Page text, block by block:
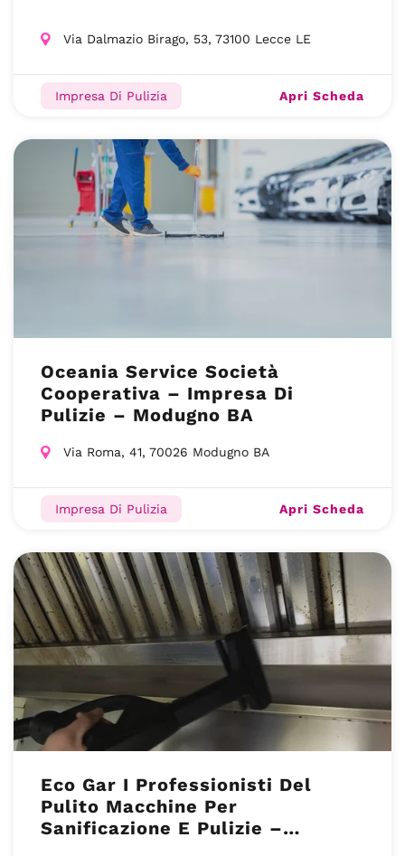
Via Dalmazio Birago, 53, 73100 Lecce LE
Impresa Di Pulizia Apri Scheda
Oceania Service Società
Cooperativa – Impresa Di
Pulizie – Modugno BA
Via Roma, 41, 70026 Modugno BA
Impresa Di Pulizia Apri Scheda
Eco Gar I Professionisti Del
Pulito Macchine Per
Sanificazione E Pulizie –